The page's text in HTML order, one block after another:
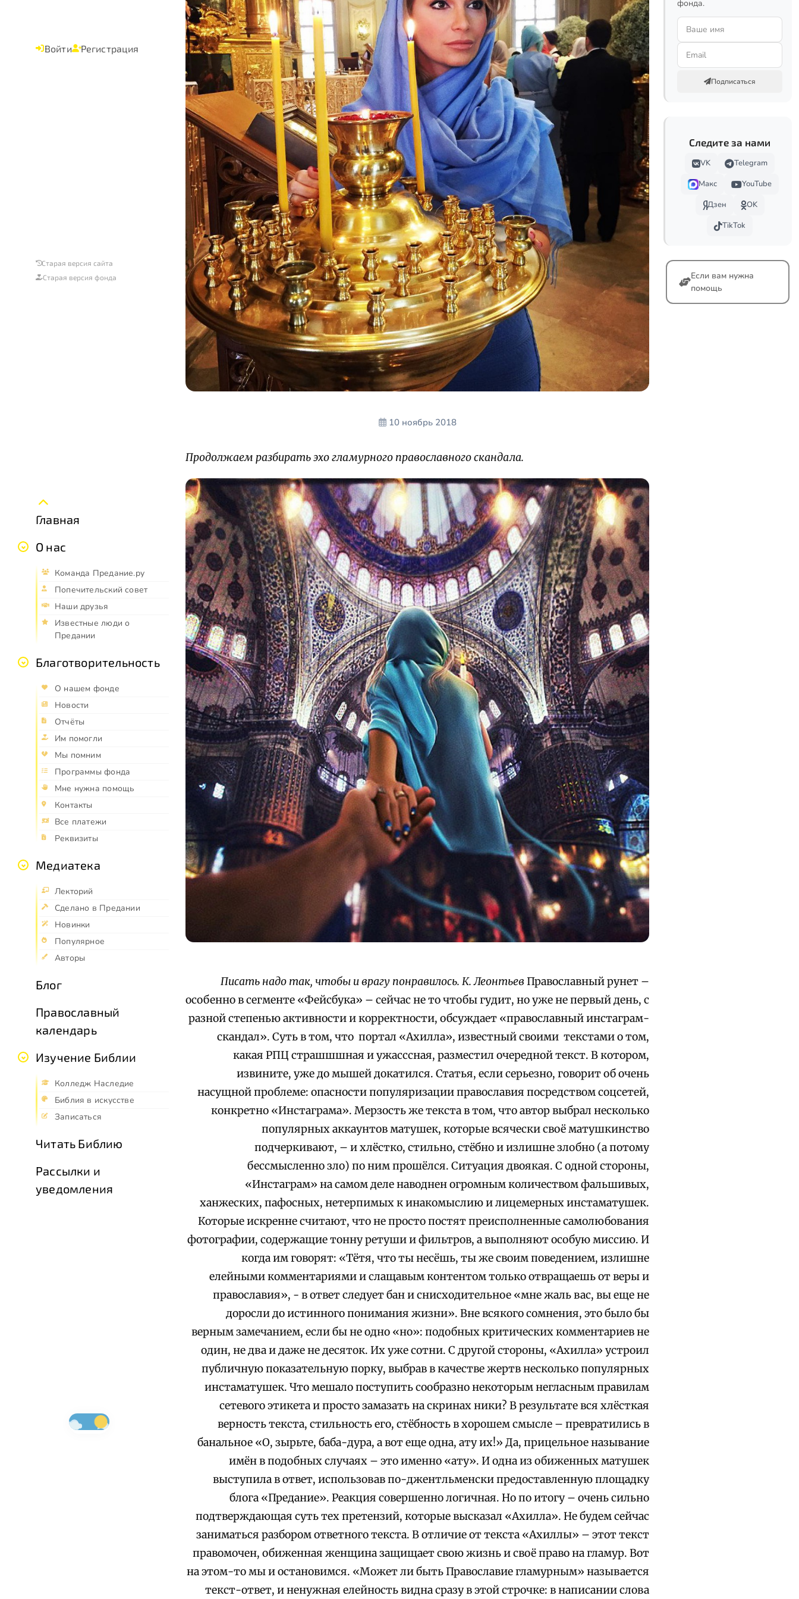
Войти Регистрация
Старая версия сайта
Старая версия фонда
Главная
О нас
Команда Предание.ру
Попечительский совет
Наши друзья
Известные люди о
Предании
Благотворительность
О нашем фонде
Новости
Отчёты
Им помогли
Мы помним
Программы фонда
Мне нужна помощь
Контакты
Все платежи
Реквизиты
Медиатека
Лекторий
Сделано в Предании
Новинки
Популярное
Авторы
Блог
Православный
календарь
Изучение Библии
Колледж Наследие
Библия в искусстве
Записаться
Читать Библию
Рассылки и
уведомления
10 ноябрь 2018
Продолжаем разбирать эхо гламурного православного скандала.
Писать надо так, чтобы и врагу понравилось. К. Леонтьев Православный рунет –
особенно в сегменте «Фейсбука» – сейчас не то чтобы гудит, но уже не первый день, с
разной степенью активности и корректности, обсуждает «православный инстаграм-
скандал». Суть в том, что портал «Ахилла», известный своими текстами о том,
какая РПЦ страшшшная и ужасссная, разместил очередной текст. В котором,
извините, уже до мышей докатился. Статья, если серьезно, говорит об очень
насущной проблеме: опасности популяризации православия посредством соцсетей,
конкретно «Инстаграма». Мерзость же текста в том, что автор выбрал несколько
популярных аккаунтов матушек, которые всячески своё матушкинство
подчеркивают, – и хлёстко, стильно, стёбно и излишне злобно (а потому
бессмысленно зло) по ним прошёлся. Ситуация двоякая. С одной стороны,
«Инстаграм» на самом деле наводнен огромным количеством фальшивых,
ханжеских, пафосных, нетерпимых к инакомыслию и лицемерных инстаматушек.
Которые искренне считают, что не просто постят преисполненные самолюбования
фотографии, содержащие тонну ретуши и фильтров, а выполняют особую миссию. И
когда им говорят: «Тётя, что ты несёшь, ты же своим поведением, излишне
елейными комментариями и слащавым контентом только отвращаешь от веры и
православия», - в ответ следует бан и снисходительное «мне жаль вас, вы еще не
доросли до истинного понимания жизни». Вне всякого сомнения, это было бы
верным замечанием, если бы не одно «но»: подобных критических комментариев не
один, не два и даже не десяток. Их уже сотни. С другой стороны, «Ахилла» устроил
публичную показательную порку, выбрав в качестве жертв несколько популярных
инстаматушек. Что мешало поступить сообразно некоторым негласным правилам
сетевого этикета и просто замазать на скринах ники? В результате вся хлёсткая
верность текста, стильность его, стёбность в хорошем смысле – превратились в
банальное «О, зырьте, баба-дура, а вот еще одна, ату их!» Да, прицельное называние
имён в подобных случаях – это именно «ату». И одна из обиженных матушек
выступила в ответ, использовав по-джентльменски предоставленную площадку
блога «Предание». Реакция совершенно логичная. Но по итогу – очень сильно
подтверждающая суть тех претензий, которые высказал «Ахилла». Не будем сейчас
заниматься разбором ответного текста. В отличие от текста «Ахиллы» – этот текст
правомочен, обиженная женщина защищает свою жизнь и своё право на гламур. Вот
на этом-то мы и остановимся. «Может ли быть Православие гламурным» называется
текст-ответ, и ненужная елейность видна сразу в этой строчке: в написании слова
фонда.
Подписаться
Следите за нами
VK
Telegram
Макс
YouTube
Дзен
OK
TikTok
Если вам нужна
помощь